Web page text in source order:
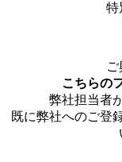
特
ご
こちらの
弊社担当者
既に弊社へのご登